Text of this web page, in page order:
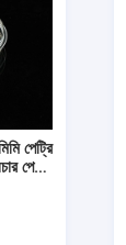
পেট্রি
পেট্রি